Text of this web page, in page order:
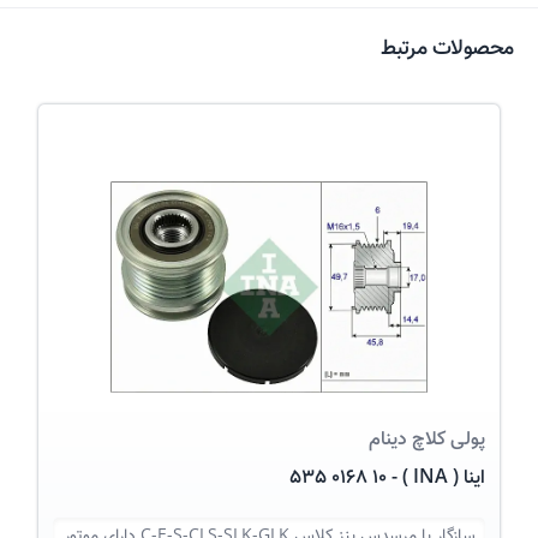
محصولات مرتبط
عکس کالا
پولی کلاچ دینام
اینا ( INA ) - 535 0168 10